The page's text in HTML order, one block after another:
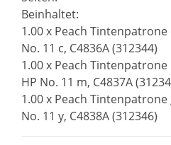
Beinhaltet:
1.00 x Peach
No. 11 c, C4836A (312344)
1.00 x Peach
HP No. 11 m, C4837A
1.00 x Peach
No. 11 y, C4838A (312346)